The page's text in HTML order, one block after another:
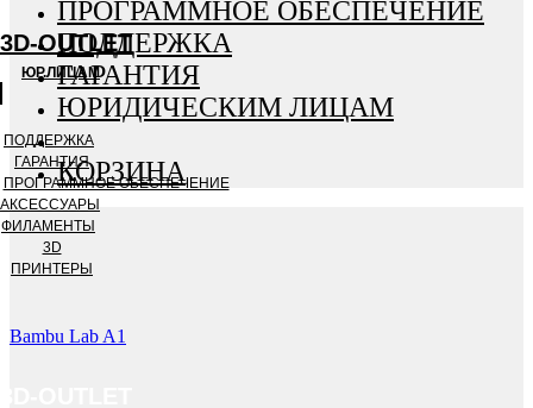
3D-OUTLET
ЮР.ЛИЦАМ
ПОДДЕРЖКА
ГАРАНТИЯ
ПРОГРАММНОЕ ОБЕСПЕЧЕНИЕ
АКСЕССУАРЫ
ФИЛАМЕНТЫ
3D
ПРИНТЕРЫ
ПРОГРАММНОЕ ОБЕСПЕЧЕНИЕ
ПОДДЕРЖКА
ГАРАНТИЯ
ЮРИДИЧЕСКИМ ЛИЦАМ
КОРЗИНА
Bambu Lab A1